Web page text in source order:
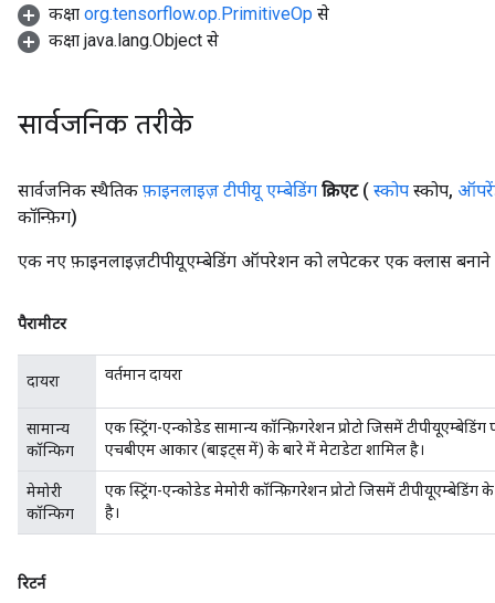
कक्षा org.tensorflow.op.PrimitiveOp से
कक्षा java.lang.Object से
सार्वजनिक तरीके
सार्वजनिक स्थैतिक फ़ाइनलाइज़ टीपीयू एम्बेडिंग क्रिएट ( स्कोप स्कोप,
कॉन्फ़िग)
एक नए फ़ाइनलाइज़टीपीयूएम्बेडिंग ऑपरेशन को लपेटकर एक क्लास बनाने
पैरामीटर
दायरा वर्तमान दायरा
सामान्य
कॉन्फिग
एक स्ट्रिंग-एन्कोडेड सामान्य कॉन्फ़िगरेशन प्रोटो जिसमें
एचबीएम आकार (बाइट्स में) के बारे में मेटाडेटा शामिल है।
मेमोरी
कॉन्फिग
एक स्ट्रिंग-एन्कोडेड मेमोरी कॉन्फ़िगरेशन प्रोटो जिसमें
है।
रिटर्न